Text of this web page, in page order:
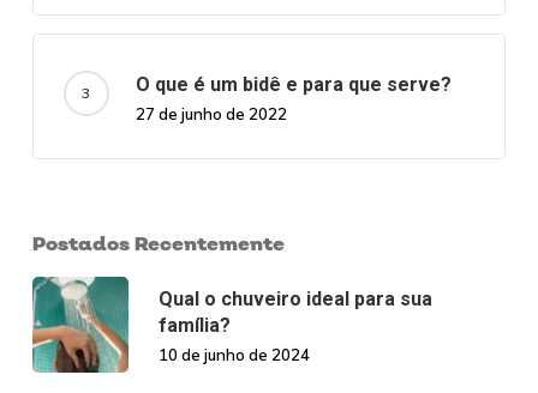
O que é um bidê e para que serve?
27 de junho de 2022
Postados Recentemente
Qual o chuveiro ideal para sua
família?
10 de junho de 2024